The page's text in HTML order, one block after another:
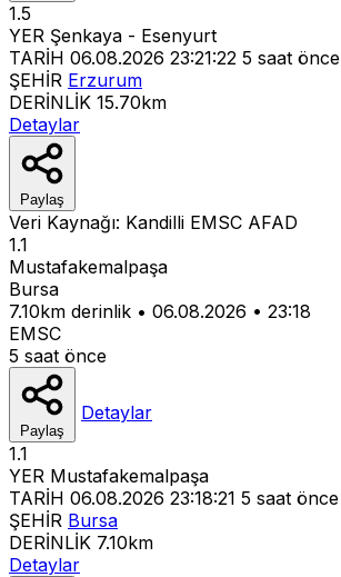
1.5
YER Şenkaya - Esenyurt
TARİH 06.08.2026 23:21:22 5 saat önce
ŞEHİR Erzurum
DERİNLİK 15.70km
Detaylar
Paylaş
Veri Kaynağı: Kandilli EMSC AFAD
1.1
Mustafakemalpaşa
Bursa
7.10km derinlik • 06.08.2026 • 23:18
EMSC
5 saat önce
Paylaş
Detaylar
1.1
YER Mustafakemalpaşa
TARİH 06.08.2026 23:18:21 5 saat önce
ŞEHİR Bursa
DERİNLİK 7.10km
Detaylar